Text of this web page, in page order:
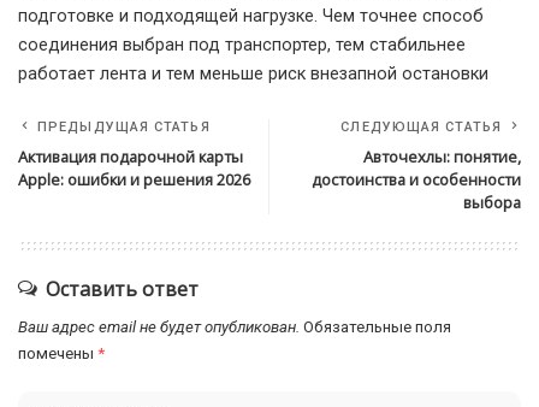
подготовке и подходящей нагрузке. Чем точнее способ
соединения выбран под транспортер, тем стабильнее
работает лента и тем меньше риск внезапной остановки
ПРЕДЫДУЩАЯ СТАТЬЯ
Активация подарочной карты
Apple: ошибки и решения 2026
СЛЕДУЮЩАЯ СТАТЬЯ
Авточехлы: понятие,
достоинства и особенности
выбора
Оставить ответ
Ваш адрес email не будет опубликован. Обязательные поля
помечены *